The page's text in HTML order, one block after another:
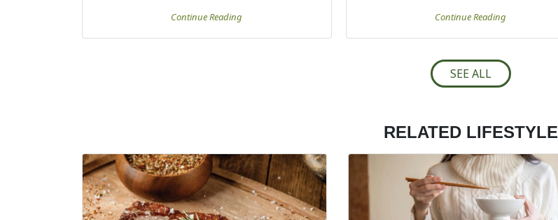
Continue Reading Continue Reading
SEE ALL
RELATED LIFESTYLE